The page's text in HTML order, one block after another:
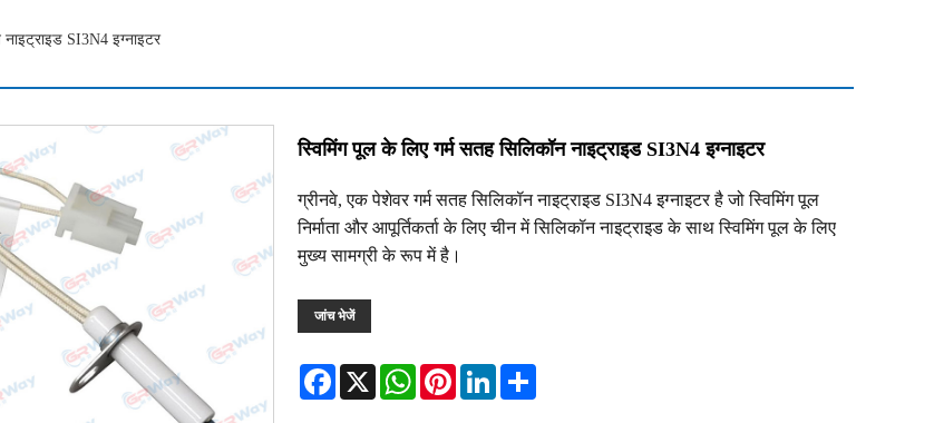
SI3N4 इग्नाइटर
स्विमिंग पूल के लिए गर्म सतह सिलिकॉन नाइट्राइड SI3N4 इग्नाइटर
ग्रीनवे, एक पेशेवर गर्म सतह सिलिकॉन नाइट्राइड SI3N4 इग्नाइटर है जो स्विमिंग पूल
निर्माता और आपूर्तिकर्ता के लिए चीन में सिलिकॉन नाइट्राइड के साथ स्विमिंग पूल के लिए
मुख्य सामग्री के रूप में है।
जांच भेजें
Facebook
X WhatsAppPinterestLinkedInShare